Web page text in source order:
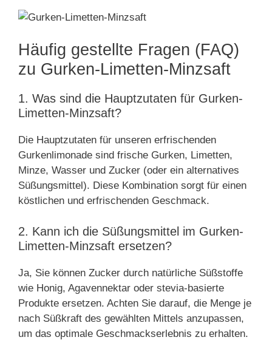
Häufig gestellte Fragen (FAQ)
zu Gurken-Limetten-Minzsaft
1. Was sind die Hauptzutaten für Gurken-
Limetten-Minzsaft?
Die Hauptzutaten für unseren erfrischenden
Gurkenlimonade sind frische Gurken, Limetten,
Minze, Wasser und Zucker (oder ein alternatives
Süßungsmittel). Diese Kombination sorgt für einen
köstlichen und erfrischenden Geschmack.
2. Kann ich die Süßungsmittel im Gurken-
Limetten-Minzsaft ersetzen?
Ja, Sie können Zucker durch natürliche Süßstoffe
wie Honig, Agavennektar oder stevia-basierte
Produkte ersetzen. Achten Sie darauf, die Menge je
nach Süßkraft des gewählten Mittels anzupassen,
um das optimale Geschmackserlebnis zu erhalten.